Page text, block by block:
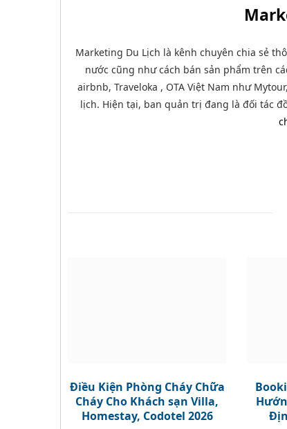
Marketing Du Lịch là kênh chuyên chia sẻ
nước cũng như cách bán sản phẩm trên
airbnb, Traveloka , OTA Việt Nam như
lịch. Hiện tại, ban quản trị đang là đối tác
Điều Kiện Phòng Cháy Chữa
Cháy Cho Khách sạn Villa,
Homestay, Codotel 2026